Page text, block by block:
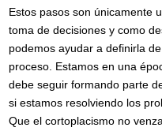
Estos pasos son únicamente
toma de decisiones y como
podemos ayudar a definirla
proceso. Estamos en una
debe seguir formando parte
si estamos resolviendo los
Que el cortoplacismo no